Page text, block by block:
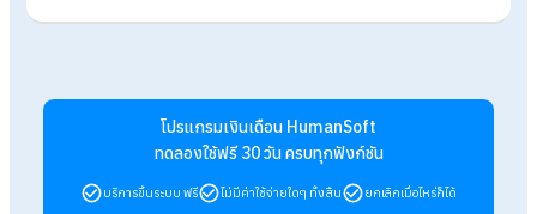
หลีกเลี่ยงการถามคำถามที่เกี่ยวกับข้อมูลส่วนตัวที่ไม่เกี่ยวข้อ
ให้ความสำคัญกับการฟังคำตอบของผู้สมัคร เพื่อให้เข้าใจควา